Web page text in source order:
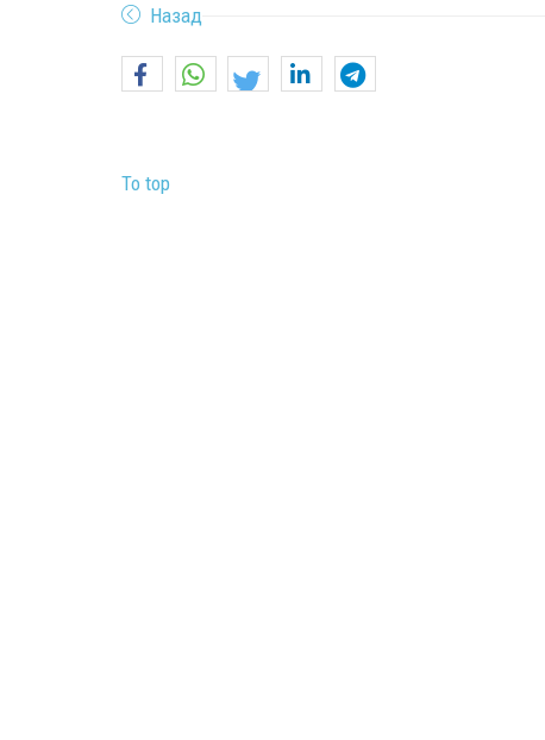
Назад
To top